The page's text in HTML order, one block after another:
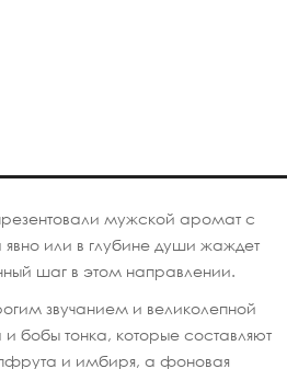
мужской аромат с
или в глубине души жаждет
шаг в этом направлении.
звучанием и великолепной
бобы тонка, которые составляют
и имбиря, а фоновая